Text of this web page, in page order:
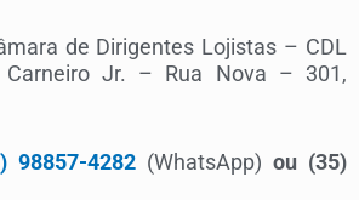
de Dirigentes Lojistas – CDL
Carneiro Jr. – Rua Nova – 301,
98857-4282 (WhatsApp) ou (35)